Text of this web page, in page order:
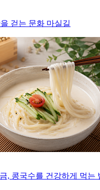
걷는 문화 마실길
, 콩국수를 건강하게 먹는